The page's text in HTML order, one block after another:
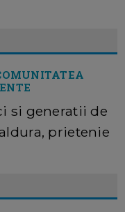
si generatii de
prietenie